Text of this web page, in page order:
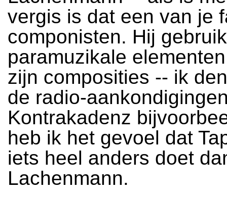
vergis is dat een van je
componisten. Hij
paramuzikale
zijn composities -- ik
de radio-
Kontrakadenz
heb ik het gevoel dat
iets heel anders doet
Lachenmann.